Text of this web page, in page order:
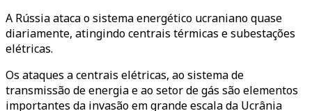
A Rússia ataca o sistema energético ucraniano quase
diariamente, atingindo centrais térmicas e subestações
elétricas.
Os ataques a centrais elétricas, ao sistema de
transmissão de energia e ao setor de gás são elementos
importantes da invasão em grande escala da Ucrânia